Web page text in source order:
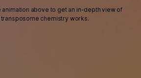
animation above to get an in-depth view of
chemistry works.